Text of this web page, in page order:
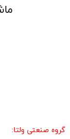
گروه صنعتی ولتا: